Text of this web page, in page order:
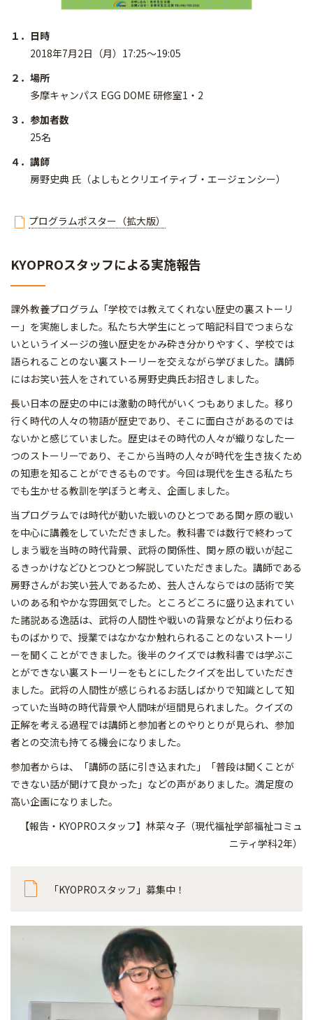
１．日時
2018年7月2日（月）17:25～19:05
２．場所
多摩キャンパス EGG DOME 研修室1・2
３．参加者数
25名
４．講師
房野史典 氏（よしもとクリエイティブ・エージェンシー）
プログラムポスター（拡大版）
KYOPROスタッフによる実施報告
課外教養プログラム「学校では教えてくれない歴史の裏ストーリ
ー」を実施しました。私たち大学生にとって暗記科目でつまらな
いというイメージの強い歴史をかみ砕き分かりやすく、学校では
語られることのない裏ストーリーを交えながら学びました。講師
にはお笑い芸人をされている房野史典氏お招きしました。
長い日本の歴史の中には激動の時代がいくつもありました。移り
行く時代の人々の物語が歴史であり、そこに面白さがあるのでは
ないかと感じていました。歴史はその時代の人々が織りなした一
つのストーリーであり、そこから当時の人々が時代を生き抜くため
の知恵を知ることができるものです。今回は現代を生きる私たち
でも生かせる教訓を学ぼうと考え、企画しました。
当プログラムでは時代が動いた戦いのひとつである関ヶ原の戦い
を中心に講義をしていただきました。教科書では数行で終わって
しまう戦を当時の時代背景、武将の関係性、関ヶ原の戦いが起こ
るきっかけなどひとつひとつ解説していただきました。講師である
房野さんがお笑い芸人であるため、芸人さんならではの話術で笑
いのある和やかな雰囲気でした。ところどころに盛り込まれてい
た諸説ある逸話は、武将の人間性や戦いの背景などがより伝わる
ものばかりで、授業ではなかなか触れられることのないストーリ
ーを聞くことができました。後半のクイズでは教科書では学ぶこ
とができない裏ストーリーをもとにしたクイズを出していただき
ました。武将の人間性が感じられるお話しばかりで知識として知
っていた当時の時代背景や人間味が垣間見られました。クイズの
正解を考える過程では講師と参加者とのやりとりが見られ、参加
者との交流も持てる機会になりました。
参加者からは、「講師の話に引き込まれた」「普段は聞くことが
できない話が聞けて良かった」などの声がありました。満足度の
高い企画になりました。
【報告・KYOPROスタッフ】林菜々子（現代福祉学部福祉コミュ
ニティ学科2年）
「KYOPROスタッフ」募集中！